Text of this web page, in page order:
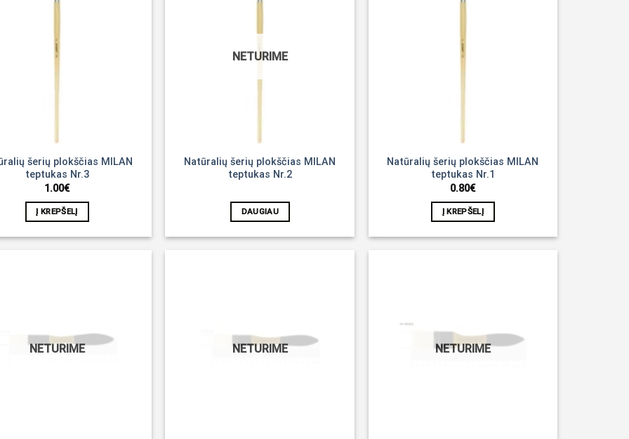
šerių plokščias MILAN
teptukas Nr.3
1.00€
Į KREPŠELĮ
NETURIME
Natūralių šerių plokščias MILAN
teptukas Nr.2
DAUGIAU
Natūralių šerių plokščias MILAN
teptukas Nr.1
0.80€
Į KREPŠELĮ
NETURIME NETURIME NETURIME